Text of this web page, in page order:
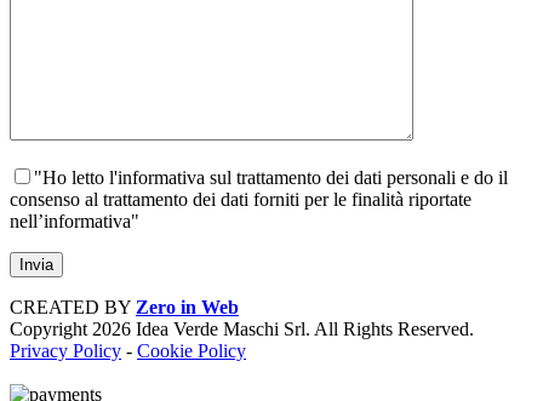
"Ho letto l'informativa sul trattamento dei dati personali e do il
consenso al trattamento dei dati forniti per le finalità riportate
nell’informativa"
CREATED BY Zero in Web
Copyright 2026 Idea Verde Maschi Srl. All Rights Reserved.
Privacy Policy - Cookie Policy